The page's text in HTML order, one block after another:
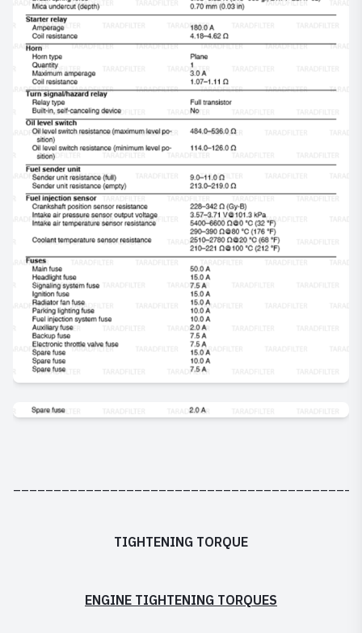
TIGHTENING TORQUE
ENGINE TIGHTENING TORQUES